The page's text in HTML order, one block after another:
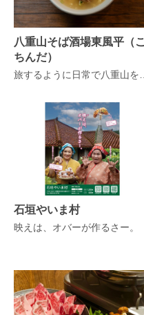
八重山そば酒場東風平（こ
ちんだ）
石垣やいま村
映えは、オバーが作るさー。